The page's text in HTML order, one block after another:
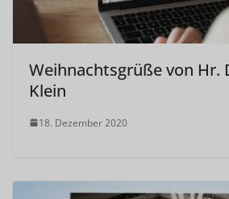
Weihnachtsgrüße von Hr.
Klein
18. Dezember 2020